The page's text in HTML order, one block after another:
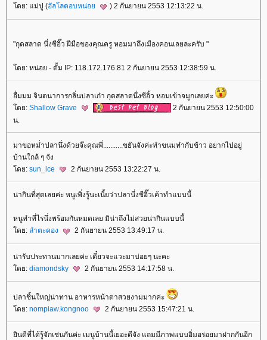
ดย: แม่ปู (ฮัลโลตอบหน่อ ) 2 กันยายน 2553 12:13:22 น.
"กุดสลาด นึ่งซีอิ๊ว ฝีมือของคุณครู หอมมาถึงเมืองคอนเลยละครับ "
ดย: หน่อย - ตั้ม IP: 118.172.176.81 2 กันยายน 2553 12:38:59 น.
อื่มมม จินตนาการกลิ่นปลาเก๋า กุดสลาดนึ่งซีอิ้ว หอมเข้าจมูกเลยค่ะ
ดย: Shallow Grave
2 กันยายน 2553 12:50:00
น.
มาขอหม่ำปลานึ่งด้วยจ๊ะคุณพี่...........ขยันจังค่ะทำขนมทำกับข้าว อยากไปอยู่
บ้านใกล้ ๆ จัง
ดย: sun_ice 2 กันยายน 2553 13:22:27 น.
น่ากินที่สุดเลยค่ะ หนูเพิ่งรู้นะเนี้ยว่าปลานึ่งซีอิ๊วเค้าทำแบบนี้
หนูทำที่ไรนึ่งพร้อมกันหมดเลย มิน่าถึงไม่สวยน่ากินแบบนี้
ดย: ลำตะคอง 2 กันยายน 2553 13:49:17 น.
น่ารับประทานมากเลยค่ะ เดี๋ยวจะแวะมาบ่อยๆ นะคะ
ดย: diamondsky 2 กันยายน 2553 14:17:58 น.
ปลาชิ้นใหญ่น่าทาน อาหารหน้าตาสวยงามมากค่ะ
ดย: nompiaw.kongnoo 2 กันยายน 2553 15:47:21 น.
ินดีที่ได้รู้จักเช่นกันค่ะ เมนูบ้านนี้เยอะดีจัง แถมมีภาพแบบอิ่มอร่อยมาฝากกันอีก